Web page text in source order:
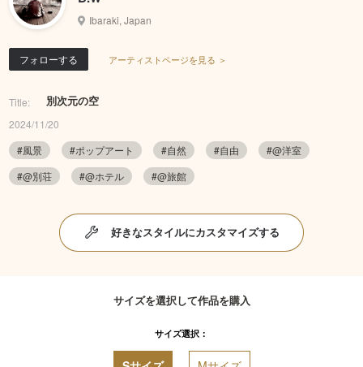
Ibaraki, Japan
フォローする アーティストページを見る ＞
Title: 別次元の空
2024/11/20
#風景
#ポップアート #自然 #自由
#@洋室
#@別荘
#@ホテル #@旅館
好きなスタイルにカスタマイズする
サイズを選択して作品を購入
サイズ選択：